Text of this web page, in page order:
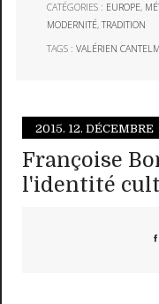
CATÉGORIES : EUROPE,
MODERNITÉ,TRADITION
TAGS :VALÉRIEN
2015. 12. DÉCEMBRE
Françoise
l'identité